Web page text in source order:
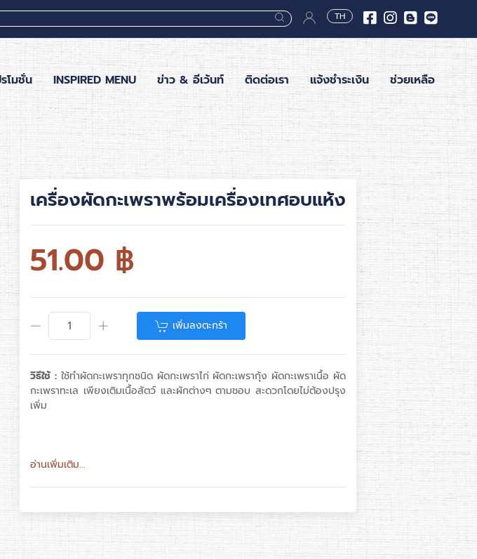
TH
โมชั่น INSPIRED MENU ข่าว & อีเว้นท์ ติดต่อเรา แจ้งชำระเงิน ช่วยเหลือ
เครื่องผัดกะเพราพร้อมเครื่องเทศอบแห้ง
51.00 ฿
เพิ่มลงตะกร้า
วิธีใช้ : ใช้ทำผัดกะเพราทุกชนิด ผัดกะเพราไก่ ผัดกะเพรากุ้ง ผัดกะเพราเนื้อ ผัด
กะเพราทะเล เพียงเติมเนื้อสัตว์ และผักต่างๆ ตามชอบ สะดวกโดยไม่ต้องปรุง
เพิ่ม
อ่านเพิ่มเติม...